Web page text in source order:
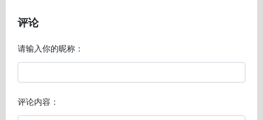
评论
请输入你的昵称：
评论内容：